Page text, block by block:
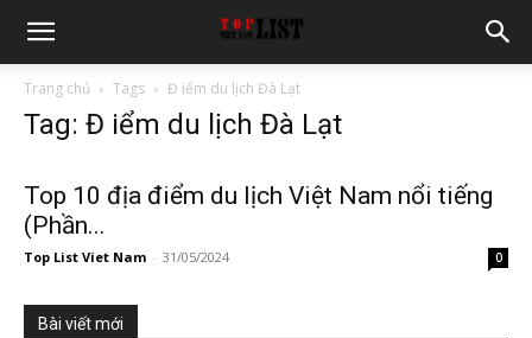
Trang chủ Tags Đ iểm du lịch Đà Lạt
Tag: Đ iểm du lịch Đà Lạt
Top 10 địa điểm du lịch Việt Nam nổi tiếng
(Phần...
Top List Viet Nam - 31/05/2024 0
Bài viết mới